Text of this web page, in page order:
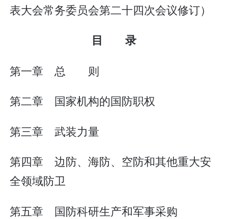
表大会常务委员会第二十四次会议修订）
目 录
第一章 总 则
第二章 国家机构的国防职权
第三章 武装力量
第四章 边防、海防、空防和其他重大安
全领域防卫
第五章 国防科研生产和军事采购